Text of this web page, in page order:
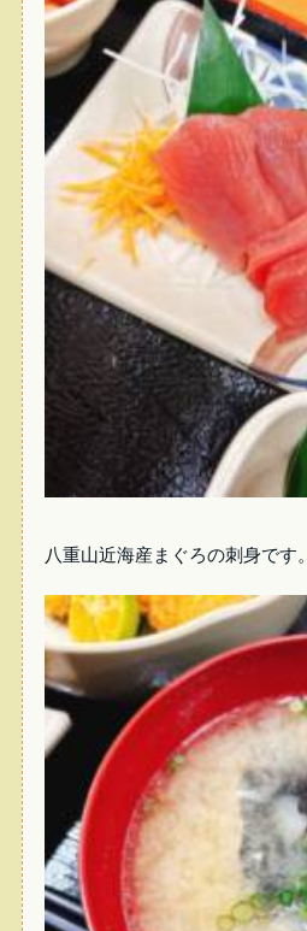
八重山近海産まぐろの刺身です。